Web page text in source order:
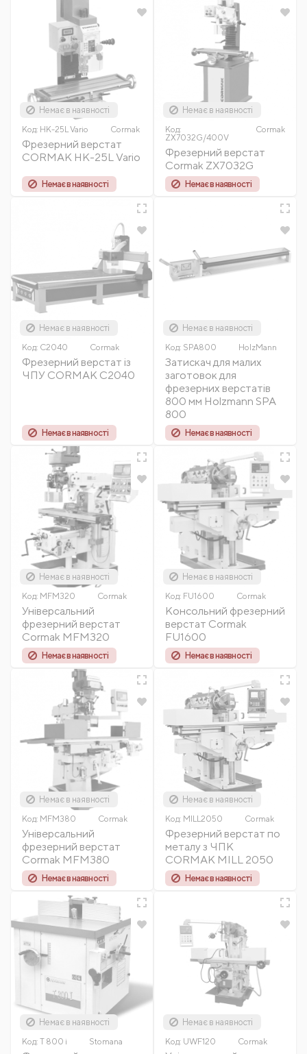
Немає в наявності
Код: HK-25L Vario Cormak
Фрезерний верстат
CORMAK HK-25L Vario
Немає в наявності
Немає в наявності
Код:
ZX7032G/400V
Cormak
Фрезерний верстат
Cormak ZX7032G
Немає в наявності
Немає в наявності
Код: C2040 Cormak
Фрезерний верстат із
ЧПУ CORMAK C2040
Немає в наявності
Немає в наявності
Код: SPA800 HolzMann
Затискач для малих
заготовок для
фрезерних верстатів
800 мм Holzmann SPA
800
Немає в наявності
Немає в наявності
Код: MFM320 Cormak
Універсальний
фрезерний верстат
Cormak MFM320
Немає в наявності
Немає в наявності
Код: FU1600 Cormak
Консольний фрезерний
верстат Cormak
FU1600
Немає в наявності
Немає в наявності
Код: MFM380 Cormak
Універсальний
фрезерний верстат
Cormak MFM380
Немає в наявності
Немає в наявності
Код: MILL2050 Cormak
Фрезерний верстат по
металу з ЧПК
CORMAK MILL 2050
Немає в наявності
Немає в наявності
Код: T 800 i Stomana
Немає в наявності
Код: UWF120 Cormak